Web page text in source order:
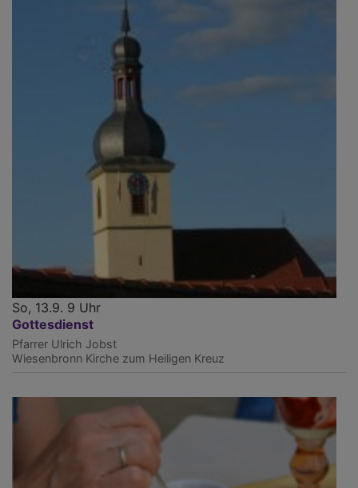
So, 13.9. 9 Uhr
Gottesdienst
Pfarrer Ulrich Jobst
Wiesenbronn Kirche zum Heiligen Kreuz